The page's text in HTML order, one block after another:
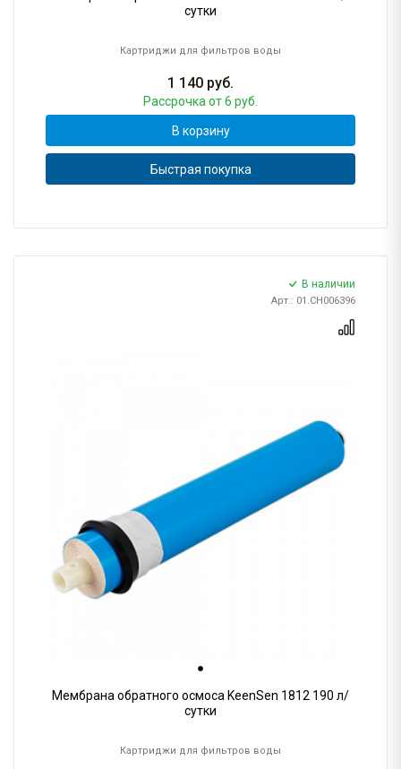
сутки
Картриджи для фильтров воды
1 140 руб.
Рассрочка от 6 руб.
В корзину
Быстрая покупка
В наличии
Арт.: 01.CH006396
Мембрана обратного осмоса KeenSen 1812 190 л/
сутки
Картриджи для фильтров воды